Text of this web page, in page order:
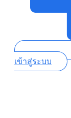
เข้าสู่ระบบ